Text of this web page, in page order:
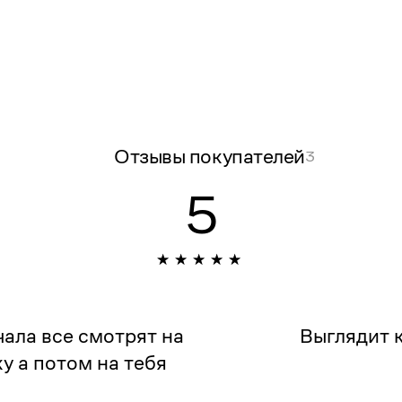
Отзывы покупателей3
5
все смотрят на
а потом на тебя
Выглядит